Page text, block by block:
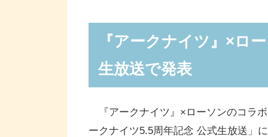
ー缶バッジ」が店頭販売
アークナイツ×ローソン「アクリル
【8月27日～】アークナイツ オ
『アークナイツ』×ロ
生放送で発表
『アークナイツ』×ローソンのコラ
ークナイツ5.5周年記念 公式生放送」に